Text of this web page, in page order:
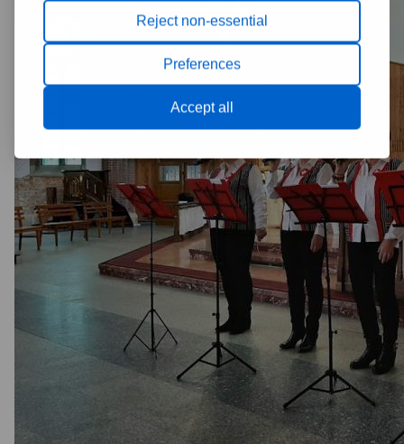
Reject non-essential
Preferences
Accept all